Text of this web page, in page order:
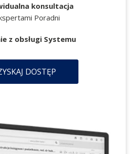
konsultacja
Poradni
z obsługi Systemu
DOSTĘP